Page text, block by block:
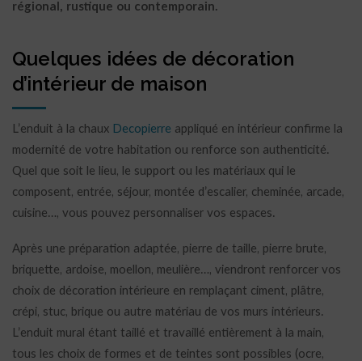
régional, rustique ou contemporain.
Quelques idées de décoration
d’intérieur de maison
L’enduit à la chaux Decopierre appliqué en intérieur confirme la
modernité de votre habitation ou renforce son authenticité.
Quel que soit le lieu, le support ou les matériaux qui le
composent, entrée, séjour, montée d’escalier, cheminée, arcade,
cuisine…, vous pouvez personnaliser vos espaces.
Après une préparation adaptée, pierre de taille, pierre brute,
briquette, ardoise, moellon, meulière…, viendront renforcer vos
choix de décoration intérieure en remplaçant ciment, plâtre,
crépi, stuc, brique ou autre matériau de vos murs intérieurs.
L’enduit mural étant taillé et travaillé entièrement à la main,
tous les choix de formes et de teintes sont possibles (ocre,